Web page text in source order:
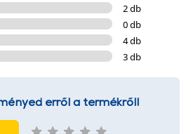
2 db
0 db
4 db
3 db
erről a termékről!